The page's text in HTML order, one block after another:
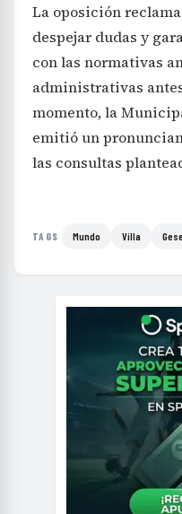
La oposición
despejar dudas y
con las normativas
administrativas
momento, la
emitió un
las consultas
TAGS Mundo Villa